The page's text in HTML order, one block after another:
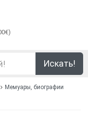
Искать!
Мемуары, биографии